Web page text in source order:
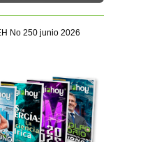
No 250 junio 2026